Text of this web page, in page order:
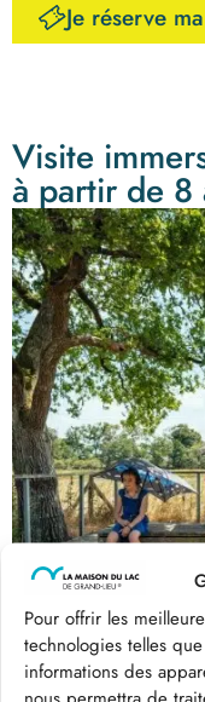
Pour offrir les
technologies telles
informations des
Je réserve
Visite
à partir de 8